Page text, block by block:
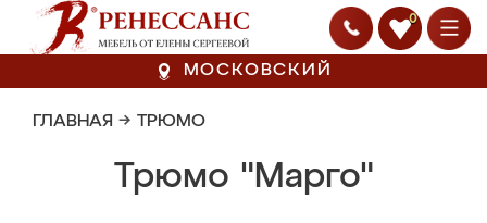
0
МОСКОВСКИЙ
ГЛАВНАЯ → ТРЮМО
Трюмо "Марго"